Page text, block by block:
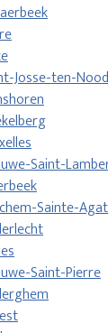
Josse-ten-
Saint-
Sainte-
Saint-Pierre